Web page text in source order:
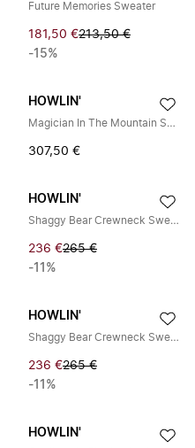
Future Memories Sweater
181,50 €213,50 €
-15%
HOWLIN'
Magician In The Mountain Sweater
307,50 €
HOWLIN'
Shaggy Bear Crewneck Sweater
236 €265 €
-11%
HOWLIN'
Shaggy Bear Crewneck Sweater
236 €265 €
-11%
HOWLIN'